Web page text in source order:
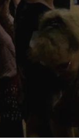
Niezbędne pliki cookie
zarządzanie kontem.
SessID